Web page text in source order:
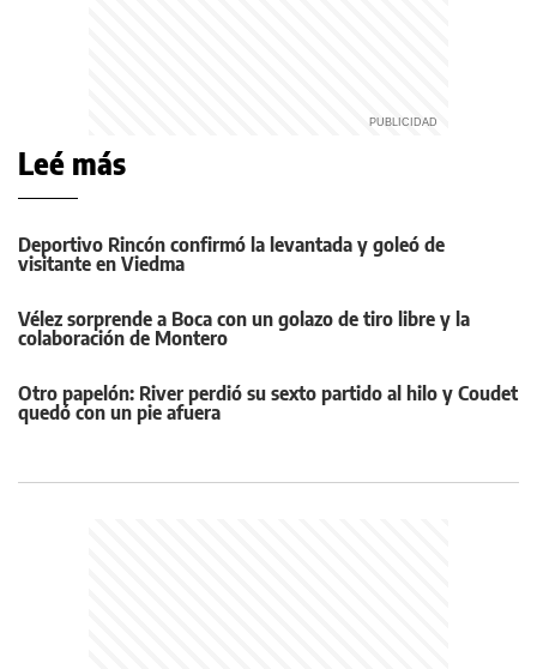
Leé más
Deportivo Rincón confirmó la levantada y goleó de
visitante en Viedma
Vélez sorprende a Boca con un golazo de tiro libre y la
colaboración de Montero
Otro papelón: River perdió su sexto partido al hilo y Coudet
quedó con un pie afuera